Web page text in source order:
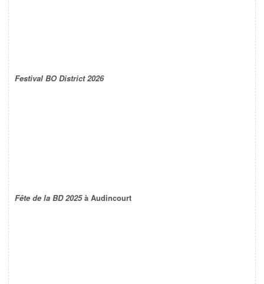
Festival BO District 2026
Fête de la BD 2025à Audincourt